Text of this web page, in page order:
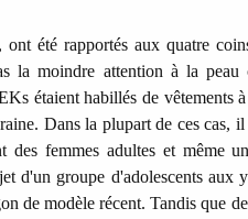
ont été rapportés aux quatre
la moindre attention à la peau
étaient habillés de vêtements
Dans la plupart de ces cas,
femmes adultes et même
d'un groupe d'adolescents aux
de modèle récent. Tandis que